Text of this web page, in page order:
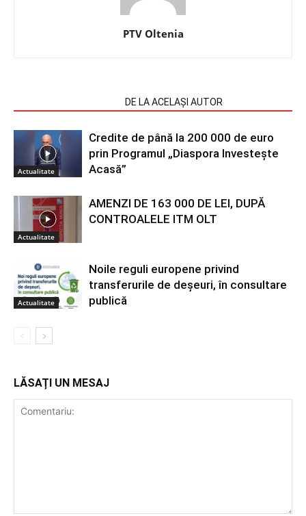
PTV Oltenia
DE LA ACELAȘI AUTOR
Actualitate
Credite de până la 200 000 de euro
prin Programul „Diaspora Investește
Acasă”
Actualitate
AMENZI DE 163 000 DE LEI, DUPĂ
CONTROALELE ITM OLT
Actualitate
Noile reguli europene privind
transferurile de deșeuri, în consultare
publică
LĂSAȚI UN MESAJ